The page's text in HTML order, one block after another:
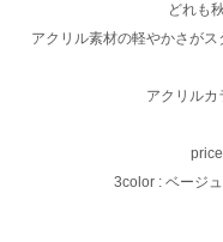
どれも
アクリル素材の軽やかさがス
アクリルカ
3color : ベージ